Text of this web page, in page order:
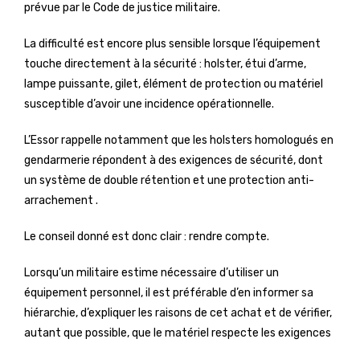
prévue par le Code de justice militaire.
La difficulté est encore plus sensible lorsque l’équipement
touche directement à la sécurité : holster, étui d’arme,
lampe puissante, gilet, élément de protection ou matériel
susceptible d’avoir une incidence opérationnelle.
L’Essor rappelle notamment que les holsters homologués en
gendarmerie répondent à des exigences de sécurité, dont
un système de double rétention et une protection anti-
arrachement .
Le conseil donné est donc clair : rendre compte.
Lorsqu’un militaire estime nécessaire d’utiliser un
équipement personnel, il est préférable d’en informer sa
hiérarchie, d’expliquer les raisons de cet achat et de vérifier,
autant que possible, que le matériel respecte les exigences